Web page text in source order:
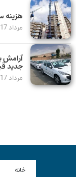
هزینه
مرداد 17, 1405
آرامش
جدید
مرداد 17, 1405
خانه